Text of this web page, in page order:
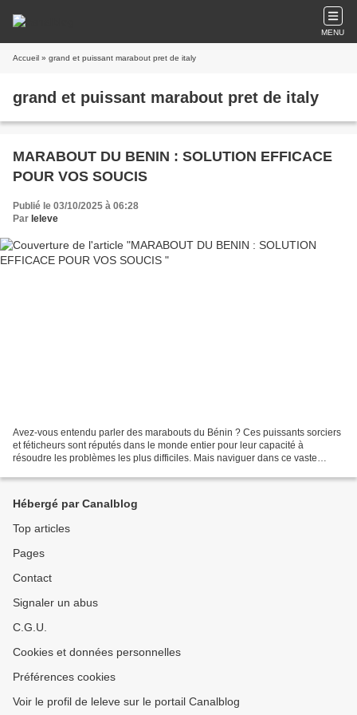
MENU
Accueil » grand et puissant marabout pret de italy
grand et puissant marabout pret de italy
MARABOUT DU BENIN : SOLUTION EFFICACE
POUR VOS SOUCIS
Publié le 03/10/2025 à 06:28
Par leleve
Avez-vous entendu parler des marabouts du Bénin ? Ces puissants sorciers
et féticheurs sont réputés dans le monde entier pour leur capacité à
résoudre les problèmes les plus difficiles. Mais naviguer dans ce vaste
Hébergé par Canalblog
Top articles
Pages
Contact
Signaler un abus
C.G.U.
Cookies et données personnelles
Préférences cookies
Voir le profil de leleve sur le portail Canalblog